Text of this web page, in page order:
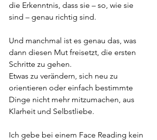
die Erkenntnis, dass sie – so, wie sie
sind – genau richtig sind.
Und manchmal ist es genau das, was
dann diesen Mut freisetzt, die ersten
Schritte zu gehen.
Etwas zu verändern, sich neu zu
orientieren oder einfach bestimmte
Dinge nicht mehr mitzumachen, aus
Klarheit und Selbstliebe.
Ich gebe bei einem Face Reading kein